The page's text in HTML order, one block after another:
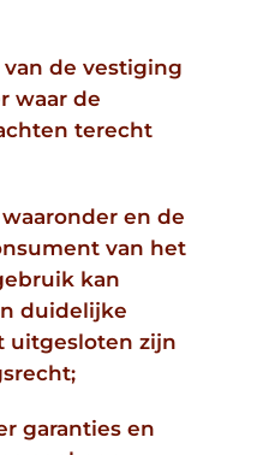
de vestiging
waar de
terecht
en de
van het
kan
duidelijke
uitgesloten zijn
garanties en